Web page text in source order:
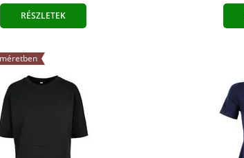
RÉSZLETEK